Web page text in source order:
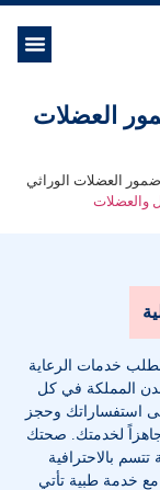
العضلات
العضلات الوراثي
والعضلات
خدمات الرعاية
المملكة في كل
استفساراتك وحجز
جاهزاً لخدمتك. صحتك
بالاحترافية
مع خدمة طبية تأتي